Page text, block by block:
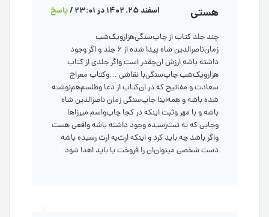
هستی اسفند 25, 1402 در 23:01 /پاسخ
چند جلد کتاب از چاپ‌سنگی‌هزارو‌یک‌شب
زمان‌ناصرالدین شاه پیدا شده از ۶ جلد و‌ اگر وجود
داشته باشه ارزش ان‌چقدر است و‌اگر جلدی از کتاب
هزارو‌‌یک‌شب ‌چاپ‌سنگی‌با نقاشی …وکتاب معراج
سعادت و مفاتیح که در ان‌کتاب از دعا و‌طلسم‌هم‌نوشته
شده باشه و‌ همه‌اینا جاپ‌سنگی زمان ناصرالدین شاه
باشه و با مهر و‌ثبت اینکه در کجا چاپ‌‌و‌اسم میرزاها
و‌جایی که به ثبت‌رسیده وجود داشته باشه واقعی هست
و‌اگر باشد چه باید کرد و اینکه ارث‌به ارث رسیده باشه
دست شخصی میتوان‌ان را فروخت یا باید اهدا شود